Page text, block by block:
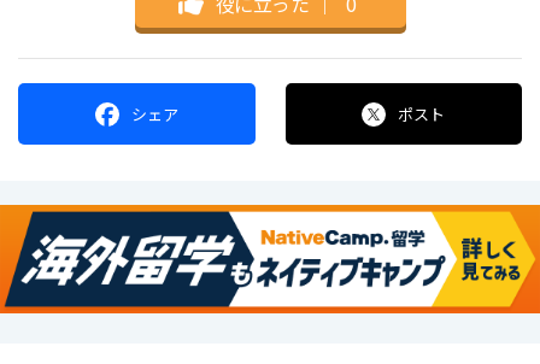
シェア ポスト